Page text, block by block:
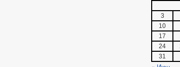
3
10
17
24
31